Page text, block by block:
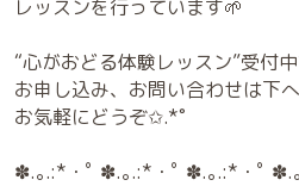
レッスンを行っています🌱
“心がおどる体験レッスン”受付
お申し込み、お問い合わせは下
お気軽にどうぞ✩.*˚
✽.｡.:*・ﾟ ✽.｡.:*・ﾟ ✽.｡.:*・ﾟ ✽.